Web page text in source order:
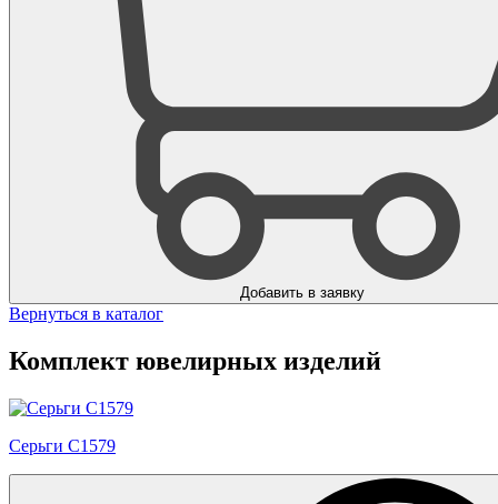
Добавить в заявку
Вернуться в каталог
Комплект ювелирных изделий
Серьги С1579